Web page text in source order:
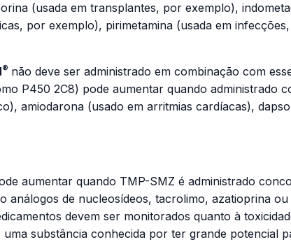
(usada em transplantes, por exemplo),
por exemplo), pirimetamina (usada em
® não deve ser administrado em combinação com
P450 2C8) pode aumentar quando administrado
amiodarona (usado em arritmias cardíacas),
aumentar quando TMP-SMZ é administrado
análogos de nucleosídeos, tacrolimo, azatioprina ou
devem ser monitorados quanto à
substância conhecida por ter grande potencial